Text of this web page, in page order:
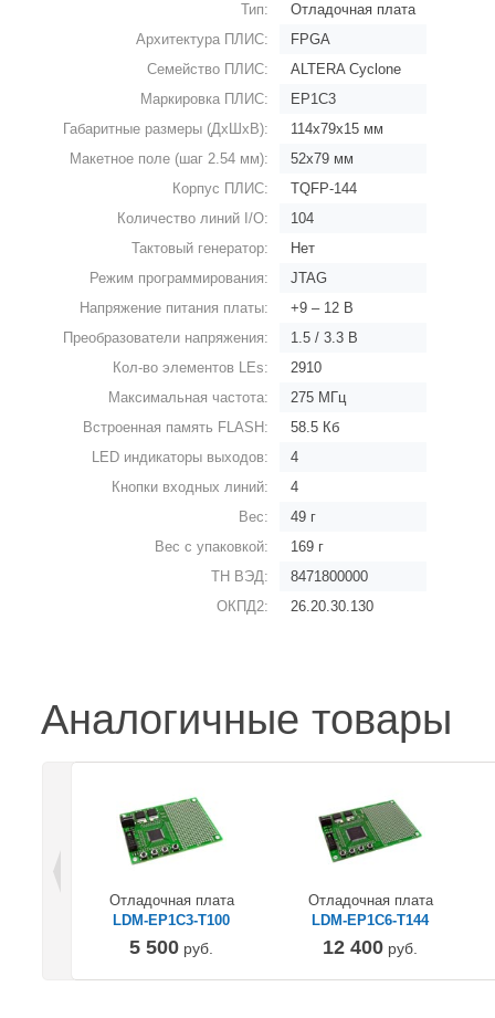
Тип:
Отладочная плата
Архитектура ПЛИС:
FPGA
Семейство ПЛИС:
ALTERA Cyclone
Маркировка ПЛИС:
EP1C3
Габаритные размеры (ДхШхВ):
114х79х15 мм
Макетное поле (шаг 2.54 мм):
52х79 мм
Корпус ПЛИС:
TQFP-144
Количество линий I/O:
104
Тактовый генератор:
Нет
Режим программирования:
JTAG
Напряжение питания платы:
+9 – 12 В
Преобразователи напряжения:
1.5 / 3.3 В
Кол-во элементов LEs:
2910
Максимальная частота:
275 МГц
Встроенная память FLASH:
58.5 Кб
LED индикаторы выходов:
4
Кнопки входных линий:
4
Вес:
49 г
Вес с упаковкой:
169 г
ТН ВЭД:
8471800000
ОКПД2:
26.20.30.130
Аналогичные товары
Отладочная плата
LDM-EP1C3-T100
5 500 руб.
Отладочная плата
LDM-EP1C6-T144
12 400 руб.